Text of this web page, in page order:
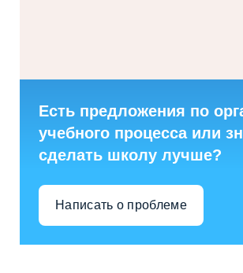
Есть предложения по
учебного процесса или
сделать школу лучше?
Написать о проблеме